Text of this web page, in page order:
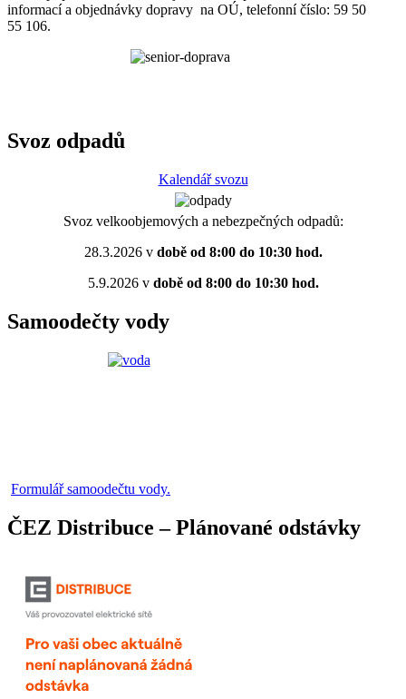
informací a objednávky dopravy na OÚ, telefonní číslo: 59 50
55 106.
Svoz odpadů
Kalendář svozu
Svoz velkoobjemových a nebezpečných odpadů:
28.3.2026 vdobě od 8:00 do 10:30 hod.
5.9.2026 vdobě od 8:00 do 10:30 hod.
Samoodečty vody
Formulář samoodečtu vody.
ČEZ Distribuce – Plánované odstávky